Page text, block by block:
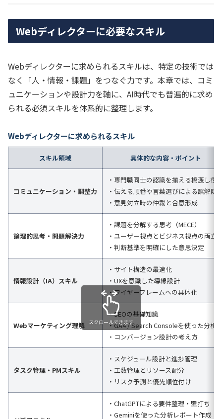
Webディレクターに必要なスキル
Webディレクターに求められるスキルは、特定の技術では
なく「人・情報・課題」をつなぐ力です。本章では、コミ
ュニケーションや設計力を軸に、AI時代でも普遍的に求め
られる必須スキルを体系的に整理します。
Webディレクターに求められるスキル
スキル領域 具体的な内容・ポイント
コミュニケーション・調整力
・専門職同士の認識を揃える橋渡し役
・伝える順番や言葉選びによる誤解防
・意見対立時の仲裁と合意形成
論理的思考・問題解決力
・課題を分解する思考（MECE）
・ユーザー視点とビジネス視点の両立
・判断基準を明確にした意思決定
情報設計（IA）スキル
・サイト構造の最適化
・UXを意識した導線設計
・ワイヤーフレームへの具体化
Webマーケティング理解
・SEOの基礎知識
・GA4 / Search Consoleを使った分析
・コンバージョン設計の考え方
タスク管理・PMスキル
・スケジュール設計と進捗管理
・工数管理とリソース配分
・リスク予測と優先順位付け
・ChatGPTによる要件整理・壁打ち
・Geminiを使った分析レポート作成
スクロールできます